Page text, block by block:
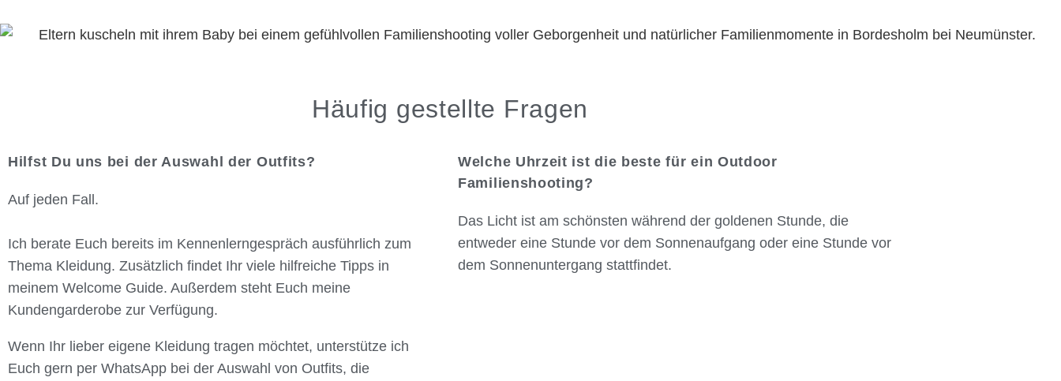
Häufig gestellte Fragen
Hilfst Du uns bei der Auswahl der Outfits?
Auf jeden Fall.
Ich berate Euch bereits im Kennenlerngespräch ausführlich zum
Thema Kleidung. Zusätzlich findet Ihr viele hilfreiche Tipps in
meinem Welcome Guide. Außerdem steht Euch meine
Kundengarderobe zur Verfügung.
Wenn Ihr lieber eigene Kleidung tragen möchtet, unterstütze ich
Euch gern per WhatsApp bei der Auswahl von Outfits, die
Welche Uhrzeit ist die beste für ein Outdoor
Familienshooting?
Das Licht ist am schönsten während der goldenen Stunde, die
entweder eine Stunde vor dem Sonnenaufgang oder eine Stunde vor
dem Sonnenuntergang stattfindet.